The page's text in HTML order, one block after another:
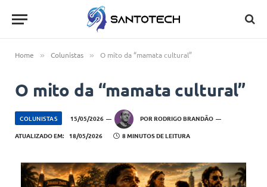
Home » Colunistas » O mito da “mamata cultural”
O mito da “mamata cultural”
COLUNISTAS 15/05/2026 POR RODRIGO BRANDÃO
ATUALIZADO EM: 18/05/2026 8 MINUTOS DE LEITURA